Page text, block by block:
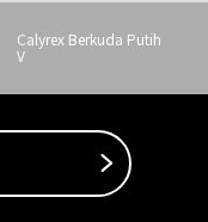
Calyrex Berkuda Putih
V